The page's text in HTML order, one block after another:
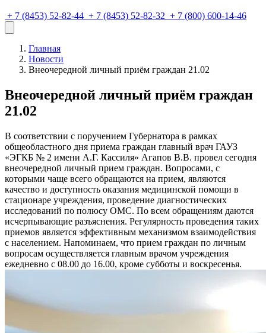
+ 7 (8453) 52-82-44 + 7 (8453) 52-82-32 + 7 (800) 600-14-46
Главная
Новости
Внеочередной личный приём граждан 21.02
Внеочередной личный приём граждан
21.02
В соответствии с поручением Губернатора в рамках
общеобластного дня приема граждан главный врач ГАУЗ
«ЭГКБ № 2 имени А.Г. Кассиля» Агапов В.В. провел сегодня
внеочередной личный прием граждан. Вопросами, с
которыми чаще всего обращаются на прием, являются
качество и доступность оказания медицинской помощи в
стационаре учреждения, проведение диагностических
исследований по полюсу ОМС. По всем обращениям даются
исчерпывающие разъяснения. Регулярность проведения таких
приемов является эффективным механизмом взаимодействия
с населением. Напоминаем, что прием граждан по личным
вопросам осуществляется главным врачом учреждения
ежедневно с 08.00 до 16.00, кроме субботы и воскресенья.